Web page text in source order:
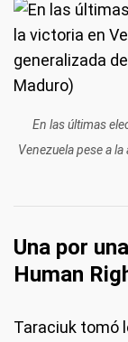
En las últimas
Venezuela pese a
Una por
Human
Taraciuk tomó